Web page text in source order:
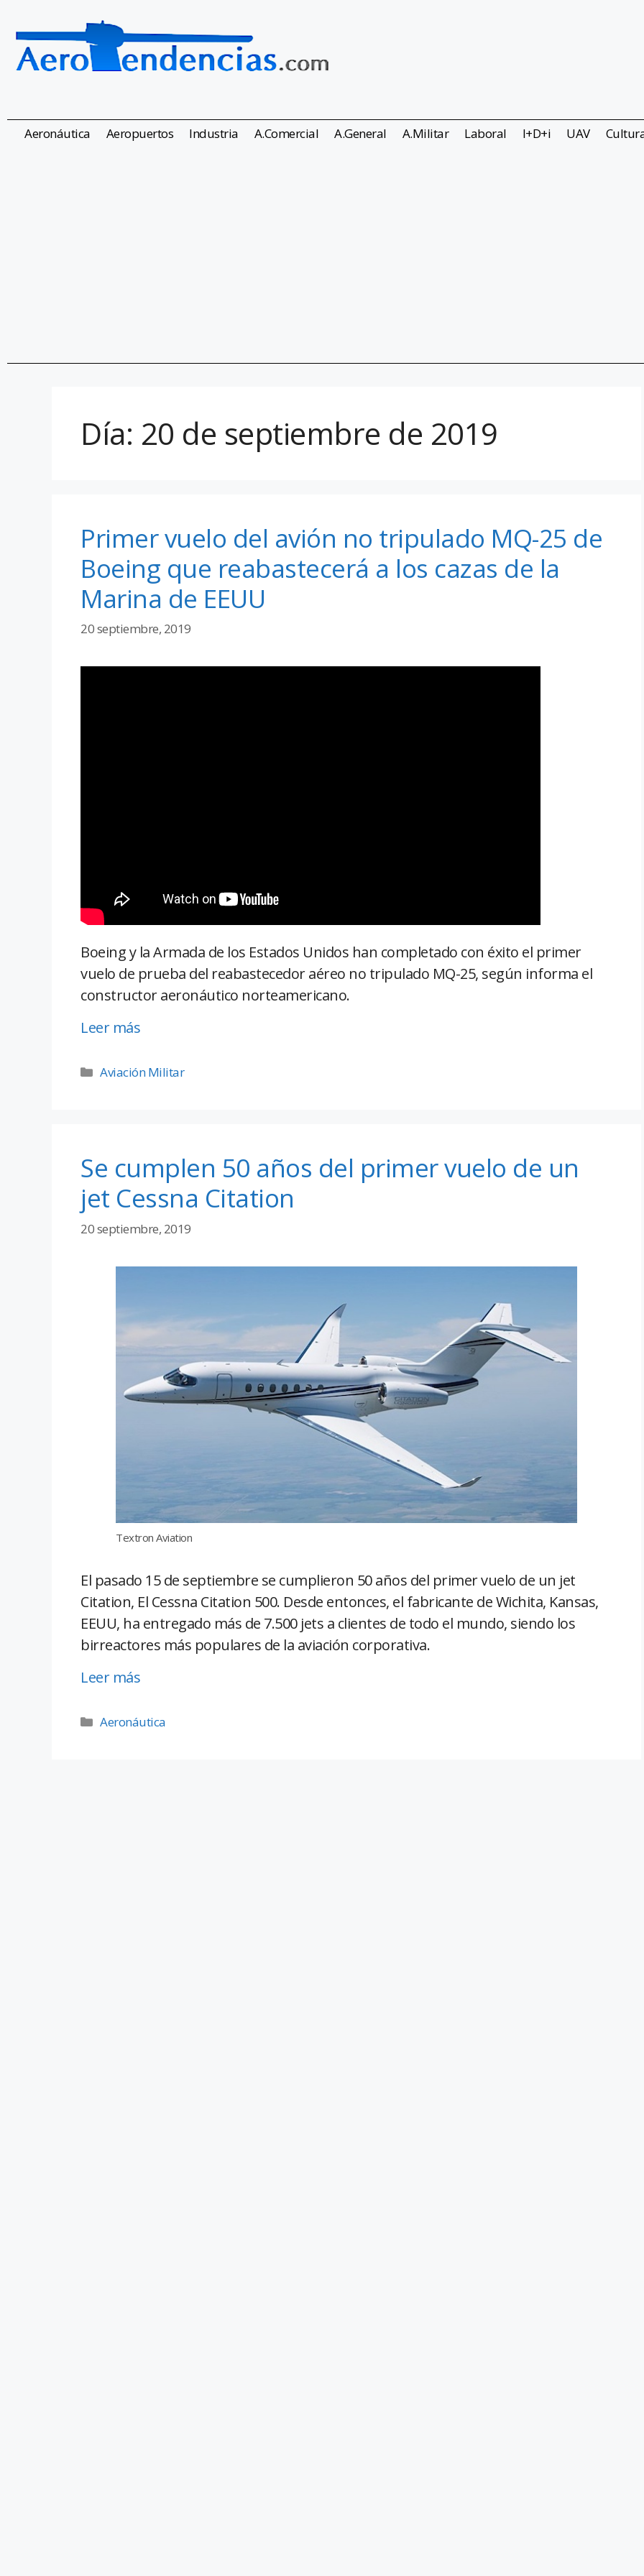
Aeronáutica Aeropuertos Industria A.Comercial A.General A.Militar Laboral I+D+i UAV
Día: 20 de septiembre de 2019
Primer vuelo del avión no tripulado MQ-25 de
Boeing que reabastecerá a los cazas de la
Marina de EEUU
20 septiembre, 2019
Boeing y la Armada de los Estados Unidos han completado con éxito el primer
vuelo de prueba del reabastecedor aéreo no tripulado MQ-25, según informa el
constructor aeronáutico norteamericano.
Leer más
Aviación Militar
Se cumplen 50 años del primer vuelo de un
jet Cessna Citation
20 septiembre, 2019
Textron Aviation
El pasado 15 de septiembre se cumplieron 50 años del primer vuelo de un jet
Citation, El Cessna Citation 500. Desde entonces, el fabricante de Wichita, Kansas,
EEUU, ha entregado más de 7.500 jets a clientes de todo el mundo, siendo los
birreactores más populares de la aviación corporativa.
Leer más
Aeronáutica